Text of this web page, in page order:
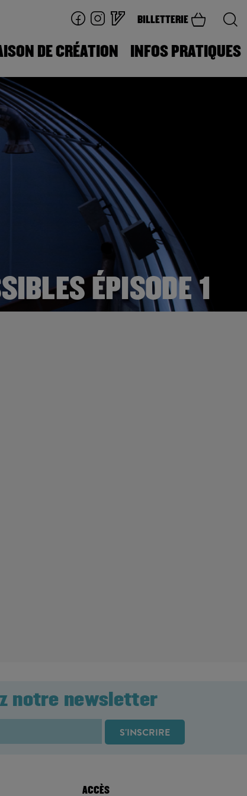
BILLETTERIE
DE CRÉATION INFOS PRATIQUES
ÉPISODE 1
notre newsletter
ACCÈS